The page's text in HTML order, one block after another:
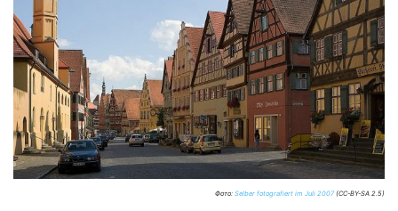
Фото: Selber fotografiert im Juli 2007(CC-BY-SA 2.5)